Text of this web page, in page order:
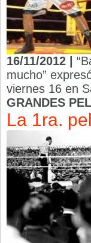
16/11/2012 |
mucho”
viernes 16 en
GRANDES
La 1ra.